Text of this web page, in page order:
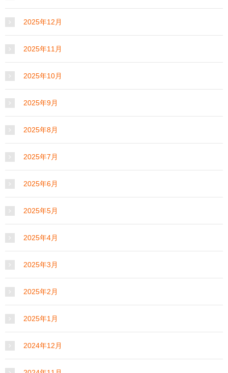
2025年12月
2025年11月
2025年10月
2025年9月
2025年8月
2025年7月
2025年6月
2025年5月
2025年4月
2025年3月
2025年2月
2025年1月
2024年12月